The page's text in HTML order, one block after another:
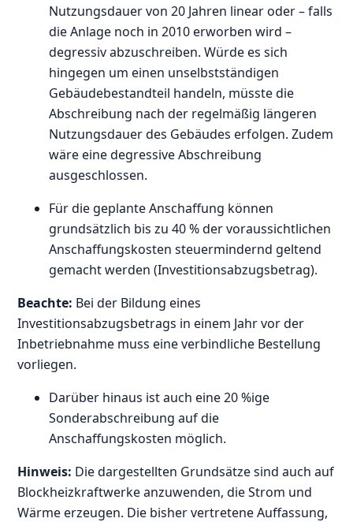
Nutzungsdauer von 20 Jahren linear oder – falls
die Anlage noch in 2010 erworben wird –
degressiv abzuschreiben. Würde es sich
hingegen um einen unselbstständigen
Gebäudebestandteil handeln, müsste die
Abschreibung nach der regelmäßig längeren
Nutzungsdauer des Gebäudes erfolgen. Zudem
wäre eine degressive Abschreibung
ausgeschlossen.
Für die geplante Anschaffung können
grundsätzlich bis zu 40 % der voraussichtlichen
Anschaffungskosten steuermindernd geltend
gemacht werden (Investitionsabzugsbetrag).
Beachte: Bei der Bildung eines
Investitionsabzugsbetrags in einem Jahr vor der
Inbetriebnahme muss eine verbindliche Bestellung
vorliegen.
Darüber hinaus ist auch eine 20 %ige
Sonderabschreibung auf die
Anschaffungskosten möglich.
Hinweis: Die dargestellten Grundsätze sind auch auf
Blockheizkraftwerke anzuwenden, die Strom und
Wärme erzeugen. Die bisher vertretene Auffassung,